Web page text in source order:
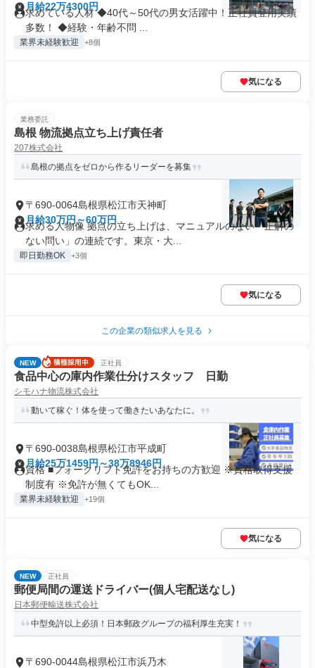
月給22万4300円
求めている人材 ◆40代～50代の男女活躍中！正社員登用実績
多数！ ◆経験・年齢不問 ...
業界未経験歓迎 +8個
気になる
業務委託
島根 物流拠点立ち上げ責任者
207株式会社
島根の拠点をゼロから作るリーダーを募集
〒690-0064島根県松江市天神町
月給30万円～60万円
求める人物像 拠点の立ち上げは、マニュアルのない「正解の
ない問い」の連続です。東京・大...
即日勤務OK +3個
気になる
この企業の類似求人を見る
NEW 正社員
食品中心の庫内作業仕分けスタッフ 日勤
シモハナ物流株式会社
動いて稼ぐ！体を使って働きたいあなたに。
〒690-0038島根県松江市平成町
月給25万1459円～38万8946円
資格 ■フォークリフト免許をお持ちの方歓迎 ※資格取得支援
制度有 ※免許が無くてもOK...
業界未経験歓迎 +19個
気になる
NEW 正社員
郵便局間の運送ドライバー(個人宅配送なし)
日本郵便輸送株式会社
中型免許以上必須！日本郵政グループの福利厚生充実！
〒690-0044島根県松江市浜乃木